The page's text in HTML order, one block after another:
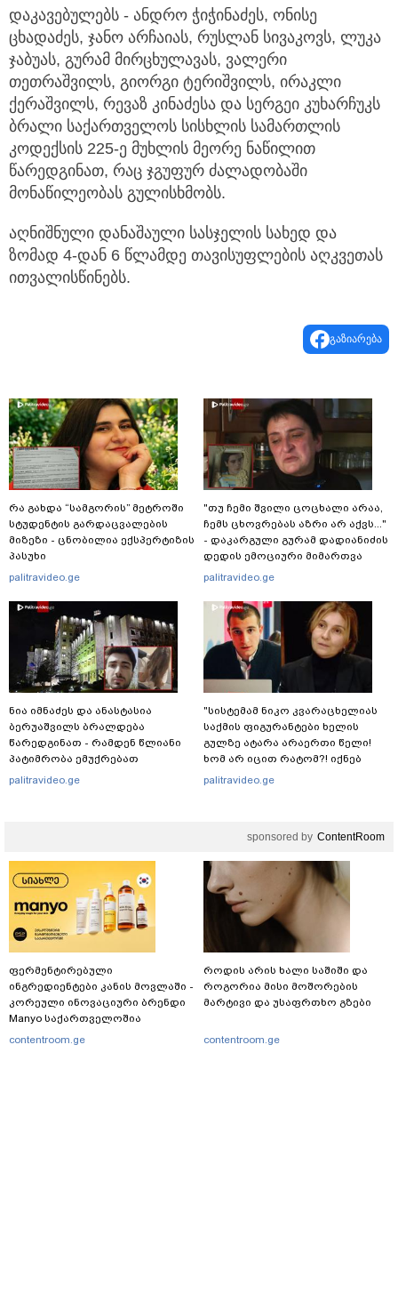
დაკავებულებს - ანდრო ჭიჭინაძეს, ონისე
ცხადაძეს, ჯანო არჩაიას, რუსლან სივაკოვს, ლუკა
ჯაბუას, გურამ მირცხულავას, ვალერი
თეთრაშვილს, გიორგი ტერიშვილს, ირაკლი
ქერაშვილს, რევაზ კინაძესა და სერგეი კუხარჩუკს
ბრალი საქართველოს სისხლის სამართლის
კოდექსის 225-ე მუხლის მეორე ნაწილით
წარედგინათ, რაც ჯგუფურ ძალადობაში
მონაწილეობას გულისხმობს.
აღნიშნული დანაშაული სასჯელის სახედ და
ზომად 4-დან 6 წლამდე თავისუფლების აღკვეთას
ითვალისწინებს.
გაზიარება
რა გახდა “სამგორის” მეტროში
სტუდენტის გარდაცვალების
მიზეზი - ცნობილია ექსპერტიზის
პასუხი
palitravideo.ge
ნია იმნაძეს და ანასტასია
ბერუაშვილს ბრალდება
წარედგინათ - რამდენ წლიანი
პატიმრობა ემუქრებათ
არასრულწლოვნებს?
palitravideo.ge
"თუ ჩემი შვილი ცოცხალი არაა,
ჩემს ცხოვრებას აზრი არ აქვს..."
- დაკარგული გურამ დადიანიძის
დედის ემოციური მიმართვა
palitravideo.ge
"სისტემამ ნიკო კვარაცხელიას
საქმის ფიგურანტები ხელის
გულზე ატარა არაერთი წელი!
ხომ არ იცით რატომ?! იქნებ
იმიტომ რომ თავად
palitravideo.ge
sponsored by ContentRoom
ფერმენტირებული
ინგრედიენტები კანის მოვლაში -
კორეული ინოვაციური ბრენდი
Manyo საქართველოშია
contentroom.ge
როდის არის ხალი საშიში და
როგორია მისი მოშორების
მარტივი და უსაფრთხო გზები
contentroom.ge